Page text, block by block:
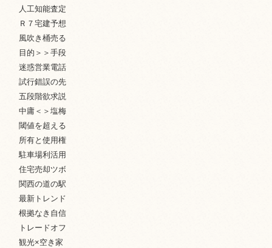
人工知能査定
Ｒ７宅建予想
風吹き桶売る
目的＞＞手段
迷惑営業電話
試行錯誤の先
五段階欲求説
中庸＜＞塩梅
閾値を超える
所有と使用権
駐車場利活用
住宅売却ツボ
関西の道の駅
最新トレンド
根拠なき自信
トレードオフ
観光×空き家